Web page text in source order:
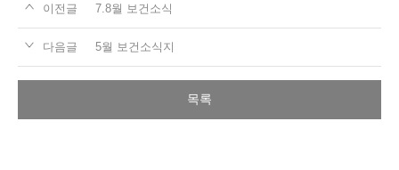
이전글 7.8월 보건소식
다음글 5월 보건소식지
목록